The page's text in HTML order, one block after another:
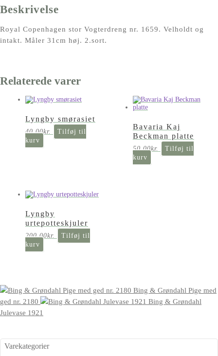
antal
Beskrivelse
Royal Copenhagen stor Vogterdreng nr. 1659. Velholdt og
intakt. Måler 31cm høj. 2.sort.
Relaterede varer
Lyngby smørasiet
40,00kr.
Tilføj til
kurv
Bavaria Kaj
Beckman platte
50,00kr.
Tilføj til
kurv
Lyngby
urtepotteskjuler
200,00kr.
Tilføj til
kurv
Bing & Grøndahl Pige med
ged nr. 2180
Bing & Grøndahl
Julevase 1921
Varekategorier